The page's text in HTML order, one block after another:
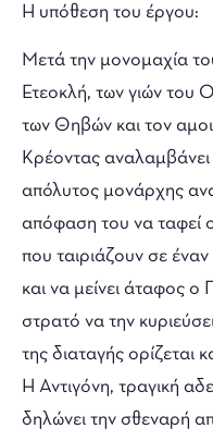
Η υπόθεση του έργου:
Μετά την μονομαχία
Ετεοκλή, των γιών του
των Θηβών και τον
Κρέοντας
απόλυτος μονάρχης
απόφαση του να ταφεί ο
που ταιριάζουν σε
και να μείνει άταφος
στρατό να την
της διαταγής ορίζεται
Η Αντιγόνη, τραγική
δηλώνει την σθεναρή